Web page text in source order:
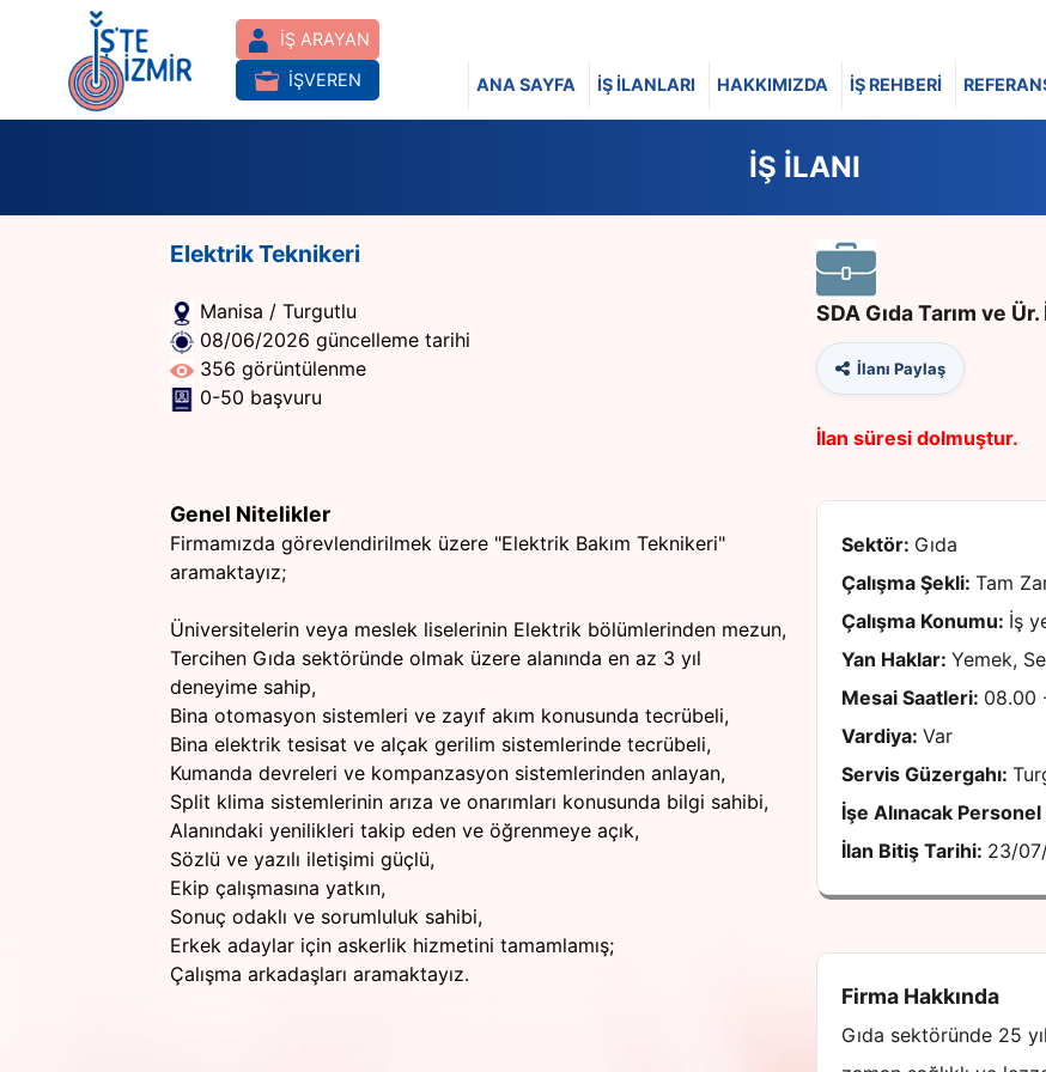
İŞ ARAYAN
İŞVEREN
ANA SAYFA İŞ İLANLARI HAKKIMIZDA İŞ REHBERİ
İŞ İLANI
Elektrik Teknikeri
Manisa / Turgutlu
08/06/2026 güncelleme tarihi
356 görüntülenme
0-50 başvuru
SDA Gıda Tarım ve
İlanı Paylaş
İlan süresi dolmuştur.
Genel Nitelikler
Firmamızda görevlendirilmek üzere "Elektrik Bakım Teknikeri"
aramaktayız;
Üniversitelerin veya meslek liselerinin Elektrik bölümlerinden mezun,
Tercihen Gıda sektöründe olmak üzere alanında en az 3 yıl
deneyime sahip,
Bina otomasyon sistemleri ve zayıf akım konusunda tecrübeli,
Bina elektrik tesisat ve alçak gerilim sistemlerinde tecrübeli,
Kumanda devreleri ve kompanzasyon sistemlerinden anlayan,
Split klima sistemlerinin arıza ve onarımları konusunda bilgi sahibi,
Alanındaki yenilikleri takip eden ve öğrenmeye açık,
Sözlü ve yazılı iletişimi güçlü,
Ekip çalışmasına yatkın,
Sonuç odaklı ve sorumluluk sahibi,
Erkek adaylar için askerlik hizmetini tamamlamış;
Çalışma arkadaşları aramaktayız.
Sektör: Gıda
Çalışma Şekli: Tam
Çalışma Konumu: İş
Yan Haklar: Yemek,
Mesai Saatleri: 08.00
Vardiya: Var
Servis Güzergahı:
İşe Alınacak
İlan Bitiş Tarihi: 23/
Firma Hakkında
Gıda sektöründe 25